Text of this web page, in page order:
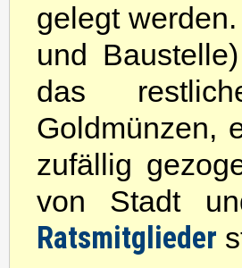
gelegt
und
das
Goldmünzen,
zufällig
von Stadt
Ratsmitglieder